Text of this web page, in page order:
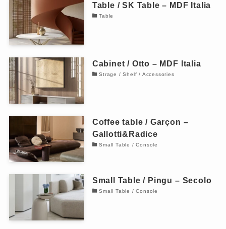
Table / SK Table – MDF Italia
Table
Cabinet / Otto – MDF Italia
Strage / Shelf / Accessories
Coffee table / Garçon –
Gallotti&Radice
Small Table / Console
Small Table / Pingu – Secolo
Small Table / Console